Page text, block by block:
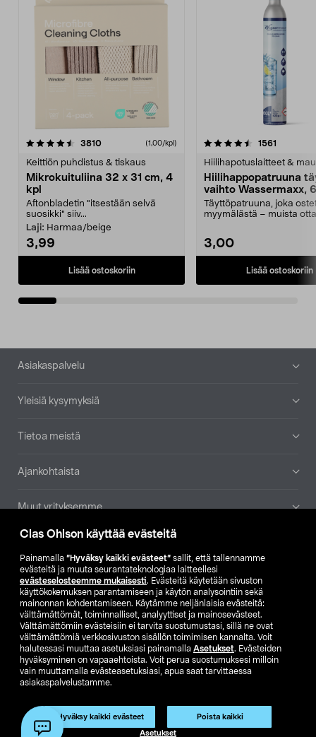
Clas Ohlson käyttää evästeitä
Painamalla ”Hyväksy kaikki evästeet” sallit, että tallennamme
evästeitä ja muuta seurantateknologiaa laitteellesi
evästeselosteemme mukaisesti. Evästeitä käytetään sivuston
käyttökokemuksen parantamiseen ja käytön analysointiin sekä
mainonnan kohdentamiseen. Käytämme neljänlaisia evästeitä:
välttämättömät, toiminnalliset, analyyttiset ja mainosevästeet.
Välttämättömiin evästeisiin ei tarvita suostumustasi, sillä ne ovat
välttämättömiä verkkosivuston sisällön toimimisen kannalta. Voit
halutessasi muuttaa asetuksiasi painamalla Asetukset. Evästeiden
hyväksyminen on vapaaehtoista. Voit perua suostumuksesi milloin
vain muuttamalla evästeasetuksiasi, apua saat tarvittaessa
asiakaspalvelustamme.
Hyväksy kaikki evästeet Poista kaikki
Asetukset
Tuote on poistunut
Tuotenro:59-1071-225
3810arvostelut (1,00/kpl)
Keittiön puhdistus & tiskaus
Mikrokuituliina 32 x 31 cm, 4
kpl
Aftonbladetin "itsestään selvä
suosikki" siiv...
Laji: Harmaa/beige
3,99
Lisää ostoskoriin
4.5viidestä
1561
Hiilihapotuslaitteet &
Hiilihappopatruuna
vaihto Wassermaxx,
Täyttöpatruuna, joka
myymälästä – muista
3,00
Lisää ostoskoriin
4.5viidestä
Alatunniste
Asiakaspalvelu
Yleisiä kysymyksiä
Tietoa meistä
Ajankohtaista
Muut yrityksemme
Etsi myymälä
SE NO FI
FI SV
Näytä hinnat ilman ALV:a